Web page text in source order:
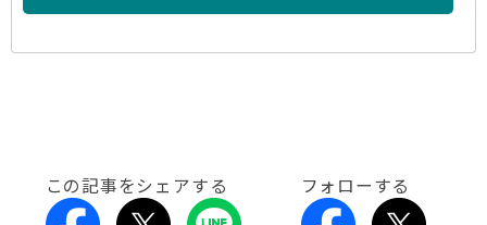
この記事をシェアする フォローする